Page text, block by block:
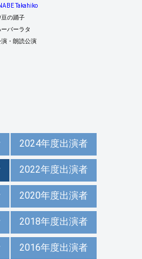
Takahiko
豆の踊子
ーバーラタ
演・朗読公演
2024年度出演者
2022年度出演者
2020年度出演者
2018年度出演者
2016年度出演者